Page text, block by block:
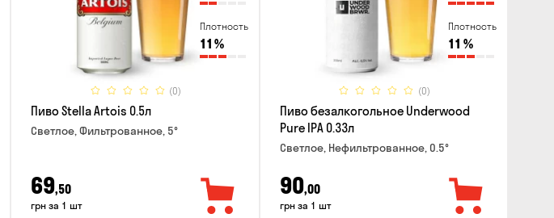
Плотность
11 %
(0)
Пиво Stella Artois 0.5л
Светлое, Фильтрованное, 5°
69,50
грн за 1 шт
Плотность
11 %
(0)
Пиво безалкогольное Underwood
Pure IPA 0.33л
Светлое, Нефильтрованное, 0.5°
90,00
грн за 1 шт